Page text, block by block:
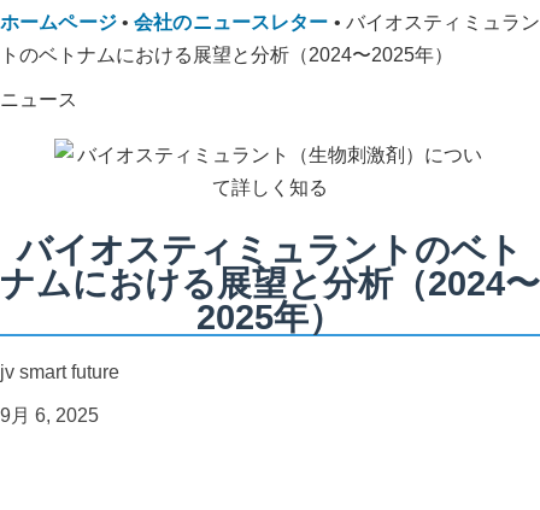
ホームページ•会社のニュースレター • バイオスティミュラン
トのベトナムにおける展望と分析（2024〜2025年）
ニュース
バイオスティミュラントのベト
ナムにおける展望と分析（2024〜
2025年）
jv smart future
9月 6, 2025